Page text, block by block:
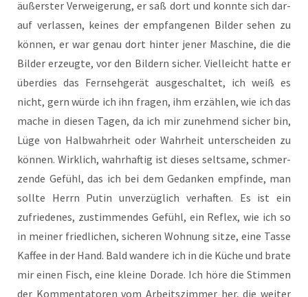
äußers­ter Ver­wei­ge­rung, er saß dort und konn­te sich dar­
auf ver­las­sen, kei­nes der emp­fan­ge­nen Bil­der sehen zu
kön­nen, er war genau dort hin­ter jener Maschi­ne, die die
Bil­der erzeug­te, vor den Bil­dern sicher. Viel­leicht hat­te er
über­dies das Fern­seh­ge­rät aus­ge­schal­tet, ich weiß es
nicht, gern wür­de ich ihn fra­gen, ihm erzäh­len, wie ich das
mache in die­sen Tagen, da ich mir zuneh­mend sicher bin,
Lüge von Halb­wahr­heit oder Wahr­heit unter­schei­den zu
kön­nen. Wirk­lich, wahr­haf­tig ist die­ses selt­sa­me, schmer­
zen­de Gefühl, das ich bei dem Gedan­ken emp­fin­de, man
soll­te Herrn Putin unver­züg­lich ver­haf­ten. Es ist ein
zufrie­de­nes, zustim­men­des Gefühl, ein Reflex, wie ich so
in mei­ner fried­li­chen, siche­ren Woh­nung sit­ze, eine Tas­se
Kaf­fee in der Hand. Bald wan­de­re ich in die Küche und bra­te
mir einen Fisch, eine klei­ne Dora­de. Ich höre die Stim­men
der Kom­men­ta­to­ren vom Arbeits­zim­mer her, die wei­ter